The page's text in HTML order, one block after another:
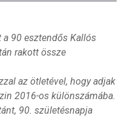
a 90 esztendős Kallós
rakott össze
az ötletével, hogy adjak
2016-os különszámába.
90. születésnapja